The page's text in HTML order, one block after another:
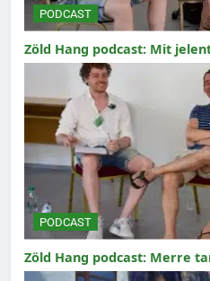
PODCAST
Zöld Hang podcast: Mit
PODCAST
Zöld Hang podcast: Merre